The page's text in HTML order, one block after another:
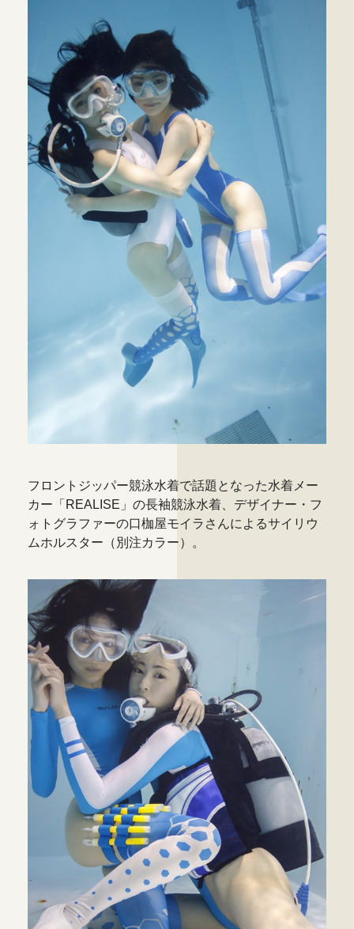
フロントジッパー競泳水着で話題となった水着メー
カー「REALISE」の長袖競泳水着、デザイナー・フ
ォトグラファーの口枷屋モイラさんによるサイリウ
ムホルスター（別注カラー）。